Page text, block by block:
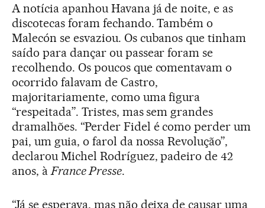
A notícia apanhou Havana já de noite, e as
discotecas foram fechando. Também o
Malecón se esvaziou. Os cubanos que tinham
saído para dançar ou passear foram se
recolhendo. Os poucos que comentavam o
ocorrido falavam de Castro,
majoritariamente, como uma figura
“respeitada”. Tristes, mas sem grandes
dramalhões. “Perder Fidel é como perder um
pai, um guia, o farol da nossa Revolução”,
declarou Michel Rodríguez, padeiro de 42
anos, à France Presse.
“Já se esperava, mas não deixa de causar uma